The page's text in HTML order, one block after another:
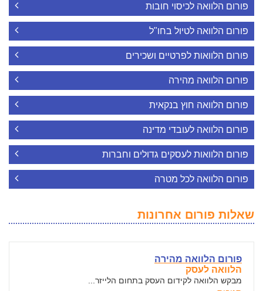
פורום הלוואה לכיסוי חובות
פורום הלוואה לטיול בחו"ל
פורום הלוואות לפרטיים ושכירים
פורום הלוואה מהירה
פורום הלוואה חוץ בנקאית
פורום הלוואה לעובדי מדינה
פורום הלוואות לעסקים גדולים וחברות
פורום הלוואה לכל מטרה
שאלות פורום אחרונות
פורום הלוואה מהירה
הלוואה לעסק
מבקש הלוואה לקידום העסק בתחום הלייזר...